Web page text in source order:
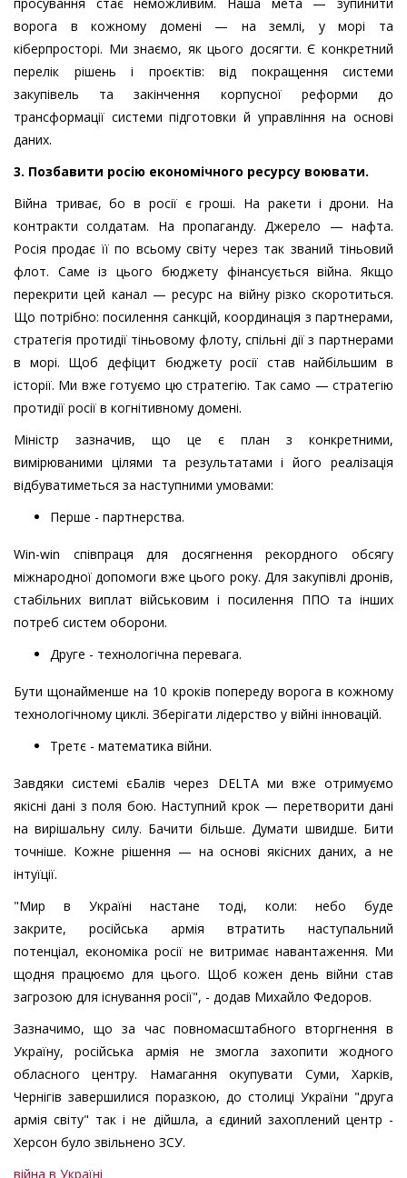
ворога в кожному домені — на землі, у морі та
кіберпросторі. Ми знаємо, як цього досягти. Є конкретний
перелік рішень і проєктів: від покращення системи
закупівель та закінчення корпусної реформи до
трансформації системи підготовки й управління на основі
даних.
3. Позбавити росію економічного ресурсу воювати.
Війна триває, бо в росії є гроші. На ракети і дрони. На
контракти солдатам. На пропаганду. Джерело — нафта.
Росія продає її по всьому світу через так званий тіньовий
флот. Саме із цього бюджету фінансується війна. Якщо
перекрити цей канал — ресурс на війну різко скоротиться.
Що потрібно: посилення санкцій, координація з партнерами,
стратегія протидії тіньовому флоту, спільні дії з партнерами
в морі. Щоб дефіцит бюджету росії став найбільшим в
історії. Ми вже готуємо цю стратегію. Так само — стратегію
протидії росії в когнітивному домені.
Міністр зазначив, що це є план з конкретними,
вимірюваними цілями та результатами і його реалізація
відбуватиметься за наступними умовами:
Перше - партнерства.
Win-win співпраця для досягнення рекордного обсягу
міжнародної допомоги вже цього року. Для закупівлі дронів,
стабільних виплат військовим і посилення ППО та інших
потреб систем оборони.
Друге - технологічна перевага.
Бути щонайменше на 10 кроків попереду ворога в кожному
технологічному циклі. Зберігати лідерство у війні інновацій.
Третє - математика війни.
Завдяки системі єБалів через DELTA ми вже отримуємо
якісні дані з поля бою. Наступний крок — перетворити дані
на вирішальну силу. Бачити більше. Думати швидше. Бити
точніше. Кожне рішення — на основі якісних даних, а не
інтуїції.
"Мир в Україні настане тоді, коли: небо буде
закрите, російська армія втратить наступальний
потенціал, економіка росії не витримає навантаження. Ми
щодня працюємо для цього. Щоб кожен день війни став
загрозою для існування росії", - додав Михайло Федоров.
Зазначимо, що за час повномасштабного вторгнення в
Україну, російська армія не змогла захопити жодного
обласного центру. Намагання окупувати Суми, Харків,
Чернігів завершилися поразкою, до столиці України "друга
армія світу" так і не дійшла, а єдиний захоплений центр -
Херсон було звільнено ЗСУ.
війна в Україні